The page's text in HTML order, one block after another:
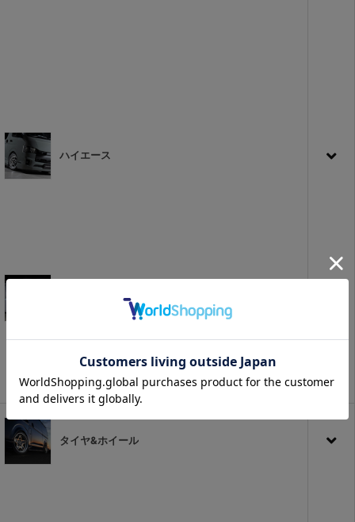
ハイエース
タイヤ&ホイール